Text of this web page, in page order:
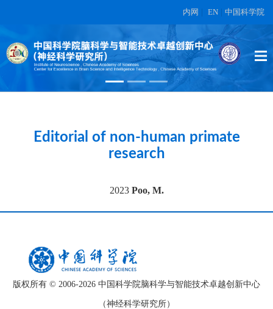
内网 EN 中国科学院
High-dimensional topographic
organization of visual features in the
primate temporal lobe.
在另外数据表中
Editorial of non-human primate
research
2023 Poo, M.
版权所有 © 2006-2026 中国科学院脑科学与智能技术卓越创新中心
（神经科学研究所）